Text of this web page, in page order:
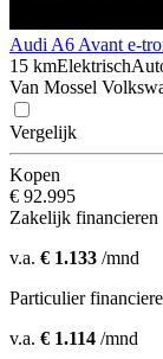
Audi A6 Avant e-
15 kmElektrisch
Van Mossel
Vergelijk
Kopen
€ 92.995
Zakelijk financieren
v.a. € 1.133 /mnd
Particulier
v.a. € 1.114 /mnd